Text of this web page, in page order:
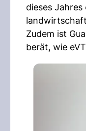
dieses
Zudem ist
berät, wie